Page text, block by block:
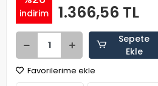
indirim 1.366,56 TL
Sepete
Ekle
Favorilerime ekle